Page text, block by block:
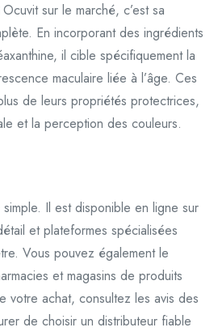
sur le marché, c’est sa
En incorporant des ingrédients
il cible spécifiquement la
maculaire liée à l’âge. Ces
de leurs propriétés protectrices,
et la perception des couleurs.
Il est disponible en ligne sur
et plateformes spécialisées
Vous pouvez également le
et magasins de produits
votre achat, consultez les avis des
de choisir un distributeur fiable